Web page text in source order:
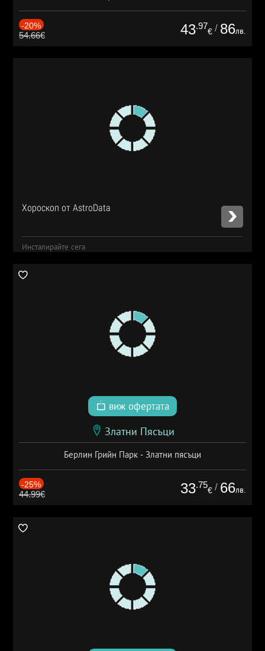
-20%
54.66€ 43.97
€ / 86лв.
Хороскоп от AstroData
Инсталирайте сега
виж офертата
Златни Пясъци
Берлин Грийн Парк - Златни пясъци
-25%
44.99€ 33.75
€ / 66лв.